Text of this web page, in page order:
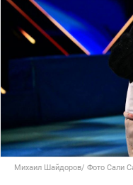
Михаил Шайдоров/ Фото Сали